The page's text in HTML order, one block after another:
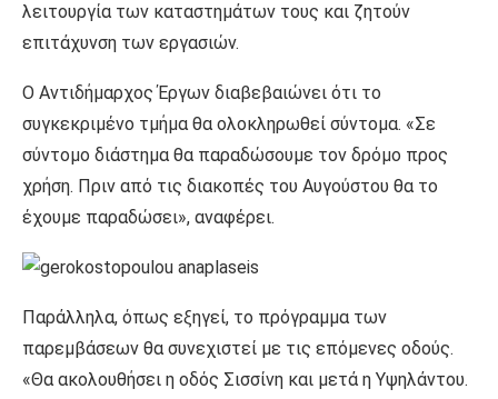
λειτουργία των καταστημάτων τους και ζητούν
επιτάχυνση των εργασιών.
Ο Αντιδήμαρχος Έργων διαβεβαιώνει ότι το
συγκεκριμένο τμήμα θα ολοκληρωθεί σύντομα. «Σε
σύντομο διάστημα θα παραδώσουμε τον δρόμο προς
χρήση. Πριν από τις διακοπές του Αυγούστου θα το
έχουμε παραδώσει», αναφέρει.
Παράλληλα, όπως εξηγεί, το πρόγραμμα των
παρεμβάσεων θα συνεχιστεί με τις επόμενες οδούς.
«Θα ακολουθήσει η οδός Σισσίνη και μετά η Υψηλάντου.